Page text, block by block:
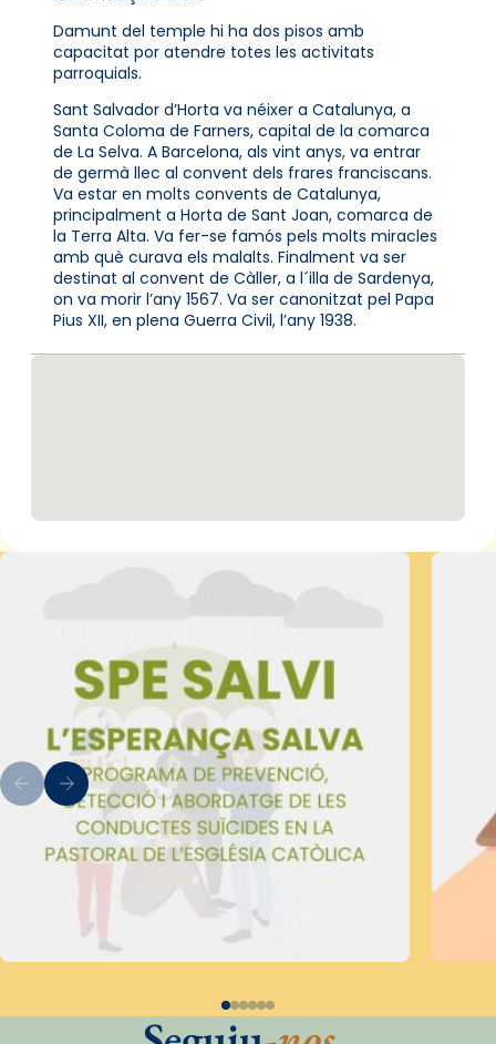
Damunt del temple hi ha dos pisos amb
capacitat por atendre totes les activitats
parroquials.
Sant Salvador d’Horta va néixer a Catalunya, a
Santa Coloma de Farners, capital de la comarca
de La Selva. A Barcelona, als vint anys, va entrar
de germà llec al convent dels frares franciscans.
Va estar en molts convents de Catalunya,
principalment a Horta de Sant Joan, comarca de
la Terra Alta. Va fer-se famós pels molts miracles
amb què curava els malalts. Finalment va ser
destinat al convent de Càller, a l´illa de Sardenya,
on va morir l’any 1567. Va ser canonitzat pel Papa
Pius XII, en plena Guerra Civil, l’any 1938.